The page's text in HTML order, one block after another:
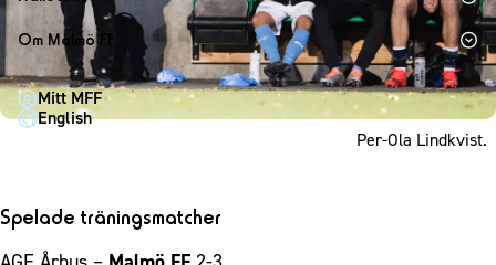
P19
F19
P17
F17
Matchdag på Eleda Stadion
MFF-museet & rundvandringar
Fest & Event
Konferens
Möte
Mässa
Hållbarhet
Himmelsblå framtid – en match för miljön
MFF i samhället
Himmelsblå Tillsammans
Om Malmö FF
Om Malmö FF
Kontakt
Historik – damlaget
Närstående organisationer
Mitt MFF
English
Per-Ola Lindkvist.
Spelade träningsmatcher